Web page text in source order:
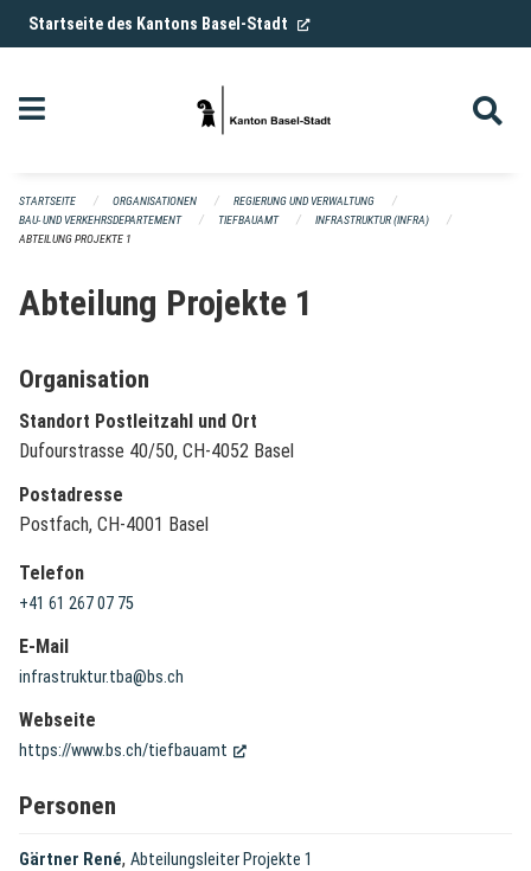
Navigation überspringen
Startseite des Kantons Basel-Stadt (External Link)
STARTSEITE ORGANISATIONEN
REGIERUNG UND VERWALTUNG
BAU- UND VERKEHRSDEPARTEMENT
TIEFBAUAMT
INFRASTRUKTUR (INFRA)
ABTEILUNG PROJEKTE 1
Abteilung Projekte 1
Organisation
Standort Postleitzahl und Ort
Dufourstrasse 40/50, CH-4052 Basel
Postadresse
Postfach, CH-4001 Basel
Telefon
+41 61 267 07 75
E-Mail
infrastruktur.tba@bs.ch
Webseite
https://www.bs.ch/tiefbauamt (External Link)
Personen
Gärtner René, Abteilungsleiter Projekte 1